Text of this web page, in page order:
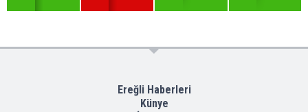
Ereğli Haberleri
Künye